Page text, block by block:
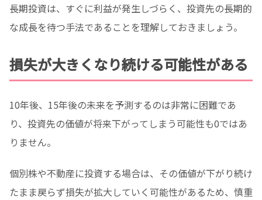
長期投資は、すぐに利益が発生しづらく、投資先の長期的
な成長を待つ手法であることを理解しておきましょう。
損失が大きくなり続ける可能性がある
10年後、15年後の未来を予測するのは非常に困難であ
り、投資先の価値が将来下がってしまう可能性も0ではあ
りません。
個別株や不動産に投資する場合は、その価値が下がり続け
たまま戻らず損失が拡大していく可能性があるため、慎重